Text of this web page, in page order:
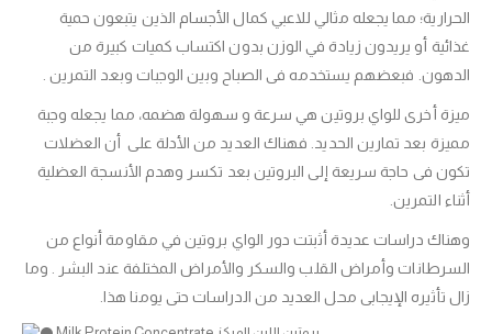
الحرارية؛ مما يجعله مثالي للاعبي كمال الأجسام الذين يتبعون حمية
غذائية أو يريدون زيادة في الوزن بدون اكتساب كميات كبيرة من
الدهون. فبعضهم يستخدمه فى الصباح وبين الوجبات وبعد التمرين .
ميزة أخرى للواي بروتين هي سرعة و سهولة هضمه، مما يجعله وجبة
مميزة بعد تمارين الحديد. فهناك العديد من الأدلة على أن العضلات
تكون فى حاجة سريعة إلى البروتين بعد تكسر وهدم الأنسجة العضلية
أثناء التمرين.
وهناك دراسات عديدة أثبتت دور الواي بروتين في مقاومة أنواع من
السرطانات وأمراض القلب والسكر والأمراض المختلفة عند البشر . وما
زال تأثيره الإيجابى محل العديد من الدراسات حتى يومنا هذا.